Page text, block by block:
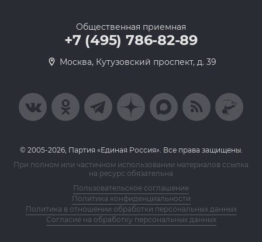
Общественная приемная
+7 (495) 786-82-89
Москва, Кутузовский проспект, д. 39
© 2005-2026, Партия «Единая Россия». Все права защищены.
При полном или частичном использовании материалов ссылка
на ресурс обязательна
Пользовательское соглашение
Политика конфиденциальности
Политика в отношении обработки персональных данных
Согласие на обработку персональных данных